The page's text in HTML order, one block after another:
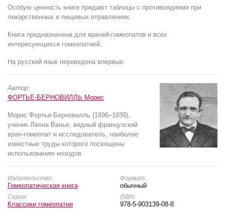
Особую ценность книге придают таблицы с противоядиями при
лекарственных и пищевых отравлениях.
Книга предназначена для врачей-гомеопатов и всех
интересующихся гомеопатией.
На русский язык переведена впервые.
Автор:
ФОРТЬЕ-БЕРНОВИЛЛЬ Морис
Морис Фортье-Берновилль (1896–1939),
ученик Леона Ванье, видный французский
врач-гомеопат и исследователь, наиболее
известные труды которого посвящены
использованию нозодов.
Издательство:
Гомеопатическая книга
Серия:
Классики гомеопатии
Формат:
обычный
ISBN:
978-5-903139-08-8